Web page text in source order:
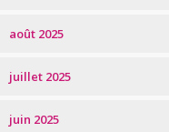
août 2025
juillet 2025
juin 2025